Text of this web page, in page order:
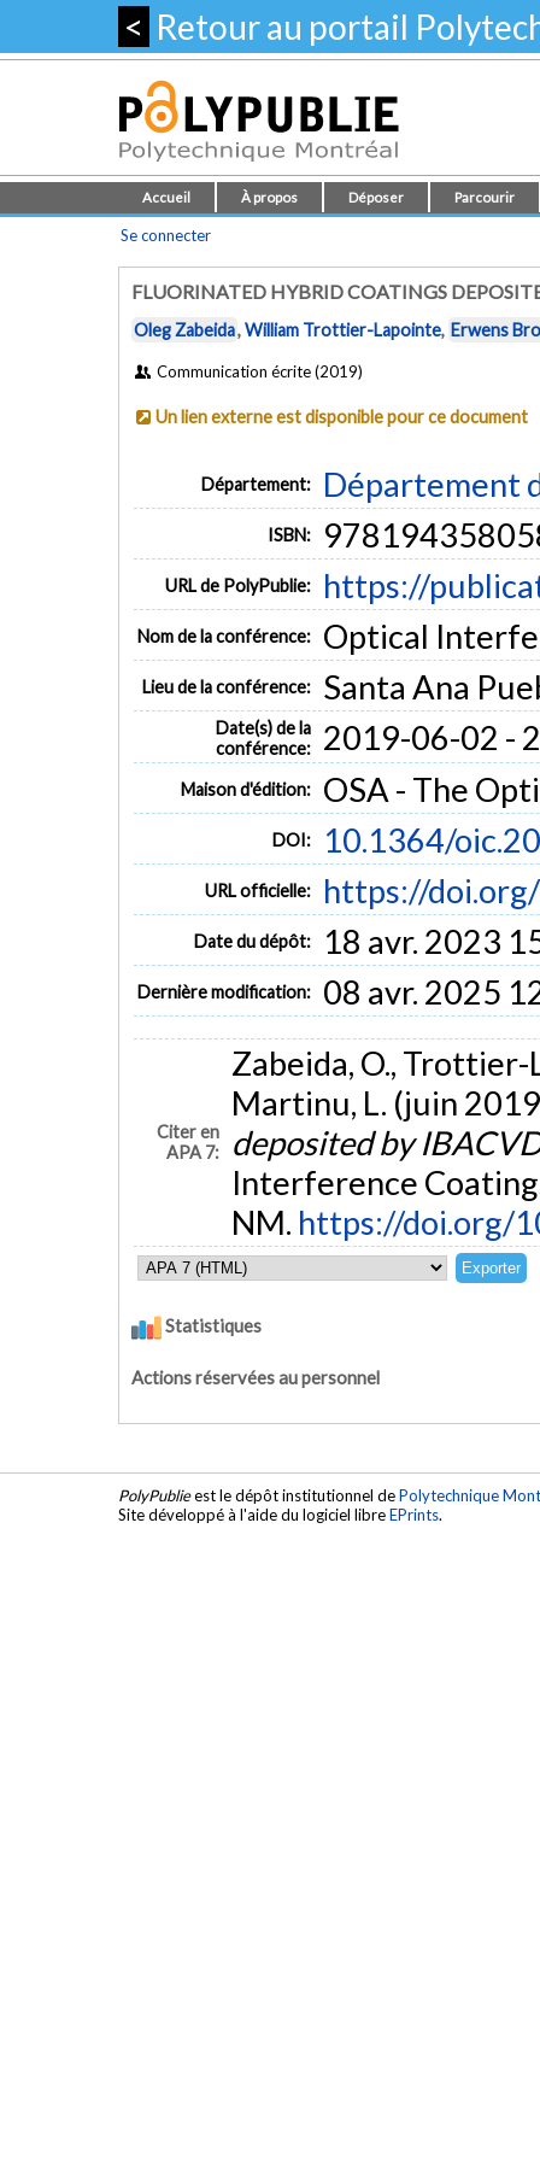
< Retour au portail
Accueil À propos Déposer Parcourir
Se connecter
FLUORINATED HYBRID COATINGS
Oleg Zabeida,William Trottier-Lapointe, Erwens
Communication écrite (2019)
Un lien externe est disponible pour ce document
Département: Département
ISBN:
URL de PolyPublie: https://
Nom de la conférence: Optical
Lieu de la conférence: Santa Ana
Date(s) de la
conférence:
2019-06-02 -
Maison d'édition: OSA - The
DOI: 10.1364/
URL officielle: https://
Date du dépôt: 18 avr. 2023
Dernière modification: 08 avr. 2025
Citer en
APA 7:
Zabeida, O., Trottier-
Martinu, L. (juin
deposited by
Interference
NM. https://doi.org/
Statistiques
Actions réservées au personnel
PolyPublieest le dépôt institutionnel dePolytechnique
Site développé à l'aide du logiciel libreEPrints.